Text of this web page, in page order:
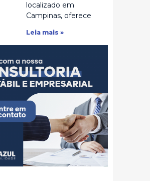
localizado em
Campinas, oferece
Leia mais »